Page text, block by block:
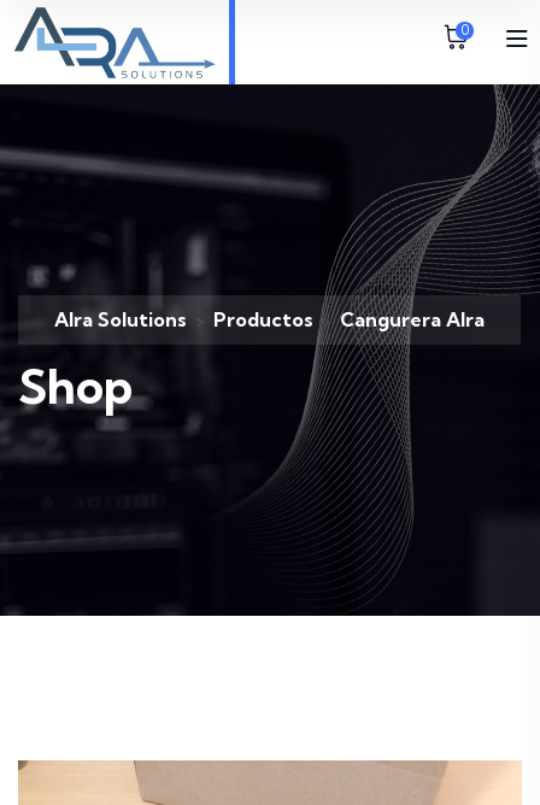
0
Alra Solutions > Productos > Cangurera Alra
Shop